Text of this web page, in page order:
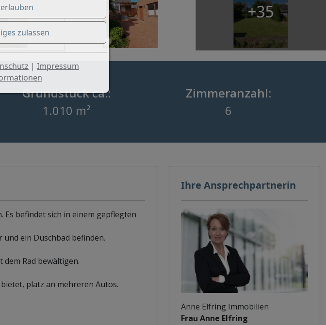
+35
Grundstück ca.:
1.010 m²
Zimmeranzahl:
6
Es befindet sich in einem gepflegten
und ein Duschbad befinden.
Rad bewältigen.
platz an mehreren Autos.
Ihre Ansprechpartnerin
Anne Elfring Immobilien
Frau Anne Elfring
| Impressum
zugelassen und keine Drittanbieter-Inhalte.
Datenschutz
zurück